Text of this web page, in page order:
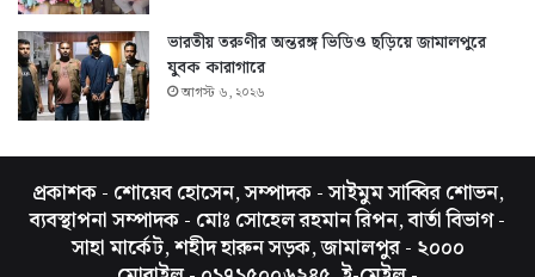
ভারতীয় তরুণীর অন্তরঙ্গ ভিডিও ছড়িয়ে জামালপুরে
যুবক কারাগারে
আগস্ট ৬, ২০২৬
প্রকাশক - শোয়েব হোসেন, সম্পাদক - সাইমুম সাব্বির শোভন,
ব্যবস্থাপনা সম্পাদক - মোঃ সোহেল রহমান রিপন, বার্তা বিভাগ -
সাহা মার্কেট, শহীদ হারুন সড়ক, জামালপুর - ২০০০